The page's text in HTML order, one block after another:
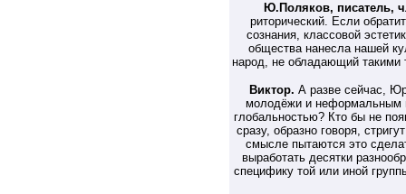
Ю.Поляков, писатель,
риторический. Если
сознания, классовой
общества нанесла нашей
народ, не обладающий такими
Виктор. А разве сейчас,
молодёжи и неформальным
глобальностью? Кто бы не
сразу, образно говоря,
смысле пытаются это
выработать десятки
специфику той или иной